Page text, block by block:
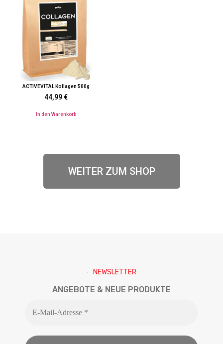
ACTIVEVITAL Kollagen 500g
44,99€
In den Warenkorb
WEITER ZUM SHOP
NEWSLETTER
ANGEBOTE & NEUE PRODUKTE